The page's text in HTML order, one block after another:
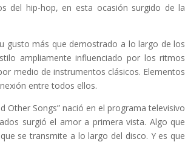
del hip-hop, en esta ocasión surgido de la
gusto más que demostrado a lo largo de los
ampliamente influenciado por los ritmos
medio de instrumentos clásicos. Elementos
entre todos ellos.
Other Songs” nació en el programa televisivo
surgió el amor a primera vista. Algo que
se transmite a lo largo del disco. Y es que